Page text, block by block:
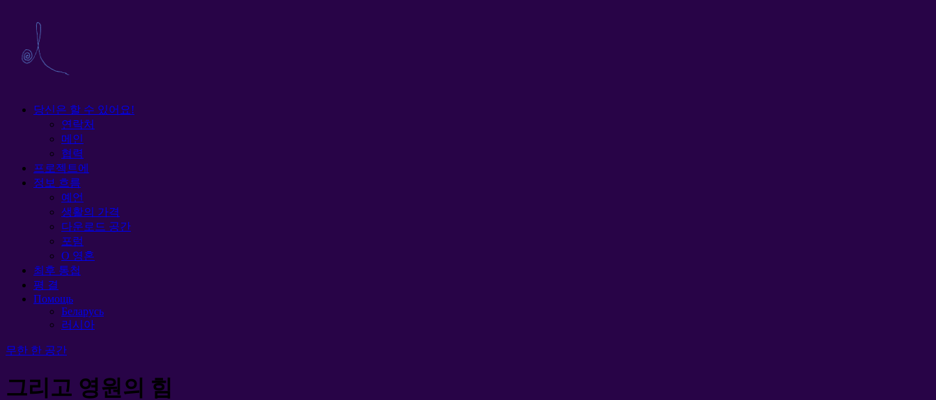
당신은 할 수 있어요!
연락처
메인
협력
프로젝트에
정보 흐름
예언
생활의 가격
다운로드 공간
포럼
O 영혼
최후 통첩
평 결
Помощь
Беларусь
러시아
무한 한 공간
그리고 영원의 힘